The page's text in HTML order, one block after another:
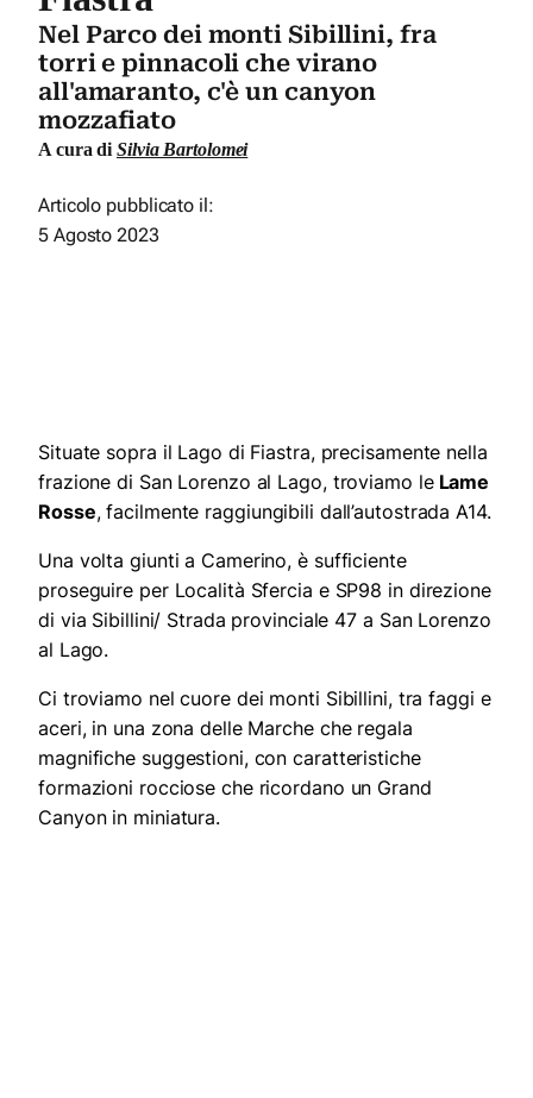
Nel Parco dei monti Sibillini, fra
torri e pinnacoli che virano
all'amaranto, c'è un canyon
mozzafiato
A cura di Silvia Bartolomei
Articolo pubblicato il:
5 Agosto 2023
Situate sopra il Lago di Fiastra, precisamente nella
frazione di San Lorenzo al Lago, troviamo leLame
Rosse, facilmente raggiungibili dall’autostrada A14.
Una volta giunti a Camerino, è sufficiente
proseguire per Località Sfercia e SP98 in direzione
di via Sibillini/ Strada provinciale 47 a San Lorenzo
al Lago.
Ci troviamo nel cuore dei monti Sibillini, tra faggi e
aceri, in una zona delle Marche che regala
magnifiche suggestioni, con caratteristiche
formazioni rocciose che ricordano un Grand
Canyon in miniatura.